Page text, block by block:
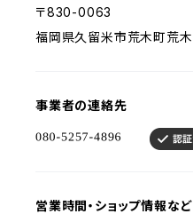
〒830-0063
福岡県久留米市荒木町荒木
事業者の連絡先
営業時間・ショップ情報など